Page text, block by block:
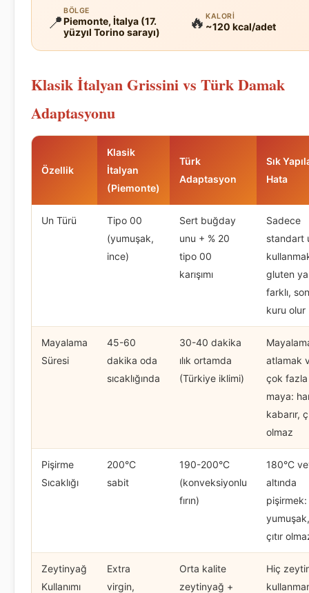
📍
BÖLGE
Piemonte, İtalya (17.
yüzyıl Torino sarayı)
🔥 KALORI
~120 kcal/adet
Klasik İtalyan Grissini vs Türk Damak
Adaptasyonu
Özellik
Klasik
İtalyan
(Piemonte)
Türk
Adaptasyon
Sık
Hata
Un Türü
Tipo 00
(yumuşak,
ince)
Sert buğday
unu + % 20
tipo 00
karışımı
Sadece
standart
gluten
farklı,
kuru olur
Mayalama
Süresi
45-60
dakika oda
sıcaklığında
30-40 dakika
ılık ortamda
(Türkiye iklimi)
atlamak
çok fazla
maya:
kabarır,
olmaz
Pişirme
Sıcaklığı
200°C
sabit
190-200°C
(konveksiyonlu
fırın)
180°C
altında
çıtır
Zeytinyağ
Kullanımı
Extra
virgin,
Orta kalite
zeytinyağ +
Hiç